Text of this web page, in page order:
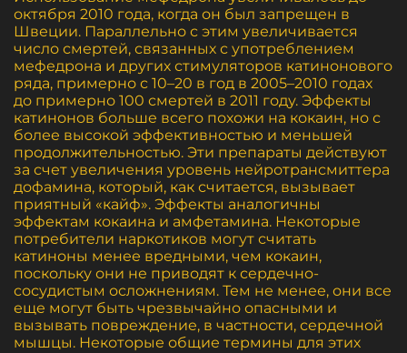
октября 2010 года, когда он был запрещен в
Швеции. Параллельно с этим увеличивается
число смертей, связанных с употреблением
мефедрона и других стимуляторов катинонового
ряда, примерно с 10–20 в год в 2005–2010 годах
до примерно 100 смертей в 2011 году. Эффекты
катинонов больше всего похожи на кокаин, но с
более высокой эффективностью и меньшей
продолжительностью. Эти препараты действуют
за счет увеличения уровень нейротрансмиттера
дофамина, который, как считается, вызывает
приятный «кайф». Эффекты аналогичны
эффектам кокаина и амфетамина. Некоторые
потребители наркотиков могут считать
катиноны менее вредными, чем кокаин,
поскольку они не приводят к сердечно-
сосудистым осложнениям. Тем не менее, они все
еще могут быть чрезвычайно опасными и
вызывать повреждение, в частности, сердечной
мышцы. Некоторые общие термины для этих